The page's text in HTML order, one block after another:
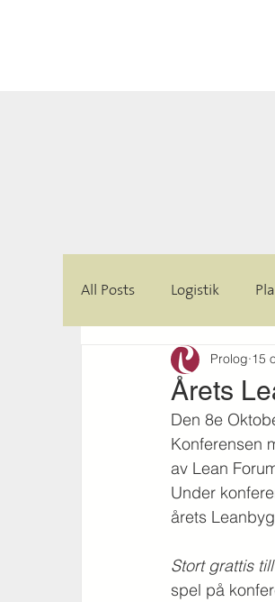
All Posts Logistik
Årets
Prolog 15
Den 8e
Konferensen
av Lean
Under
årets
Stort grattis
spel på